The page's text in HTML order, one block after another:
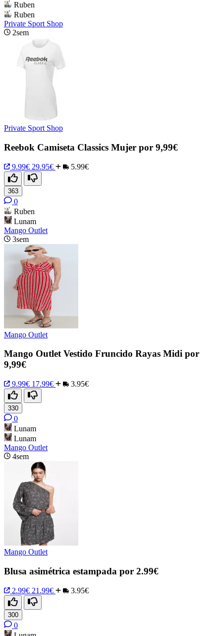
Ruben
Ruben
Private Sport Shop
2sem
Private Sport Shop
Reebok Camiseta Classics Mujer por 9,99€
9.99€ 29.95€ 5.99€
363
0
Ruben
Lunam
Mango Outlet
3sem
Mango Outlet
Mango Outlet Vestido Fruncido Rayas Midi por
9,99€
9.99€ 17.99€ 3.95€
330
0
Lunam
Lunam
Mango Outlet
4sem
Mango Outlet
Blusa asimétrica estampada por 2.99€
2.99€ 21.99€ 3.95€
300
0